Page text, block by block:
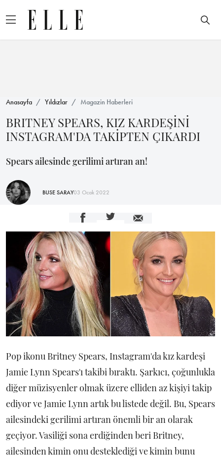
Anasayfa Yıldızlar Magazin Haberleri
BRITNEY SPEARS, KIZ KARDEŞİNİ
INSTAGRAM'DA TAKİPTEN ÇIKARDI
Spears ailesinde gerilimi artıran an!
BUSE SARAY03 Ocak 2022
Pop ikonu Britney Spears, Instagram'da kız kardeşi
Jamie Lynn Spears'ı takibi bıraktı. Şarkıcı, çoğunlukla
diğer müzisyenler olmak üzere elliden az kişiyi takip
ediyor ve Jamie Lynn artık bu listede değil. Bu, Spears
ailesindeki gerilimi artıran önemli bir an olarak
geçiyor. Vasiliği sona erdiğinden beri Britney,
ailesinden kimin onu desteklediği ve kimin bunu